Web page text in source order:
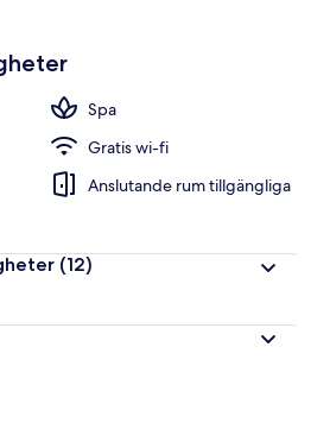
Spa
Gratis wi-fi
Anslutande rum tillgängliga
(12)